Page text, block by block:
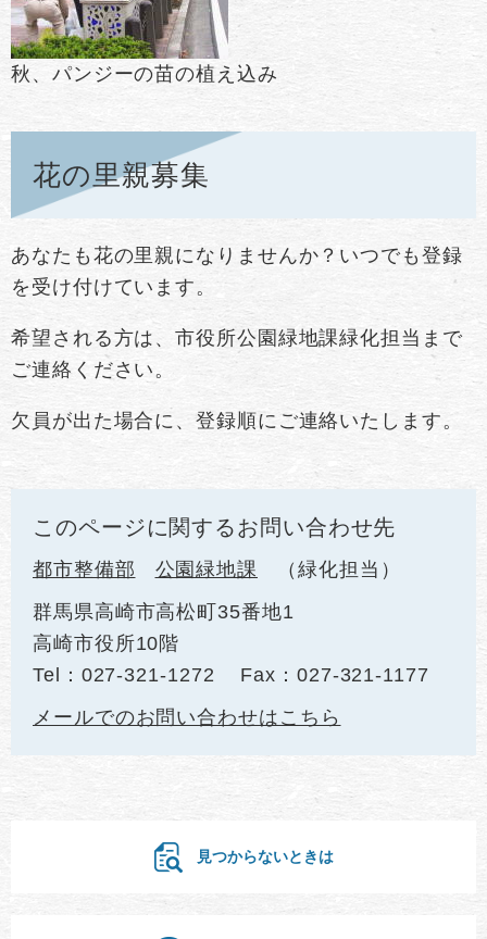
秋、パンジーの苗の植え込み
花の里親募集
あなたも花の里親になりませんか？いつでも登録
を受け付けています。
希望される方は、市役所公園緑地課緑化担当まで
ご連絡ください。
欠員が出た場合に、登録順にご連絡いたします。
このページに関するお問い合わせ先
都市整備部 公園緑地課
緑化担当
群馬県高崎市高松町35番地1
高崎市役所10階
Tel：027-321-1272
Fax：027-321-1177
メールでのお問い合わせはこちら
見つからないときは